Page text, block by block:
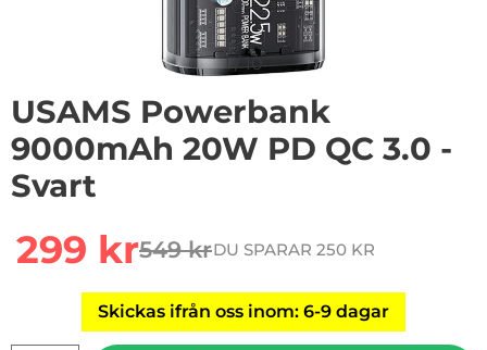
1/10
USAMS Powerbank
9000mAh 20W PD QC 3.0 -
Svart
rea pris
299 krtidigare pris
549 krDU SPARAR 250 KR
Skickas ifrån oss inom: 6-9 dagar